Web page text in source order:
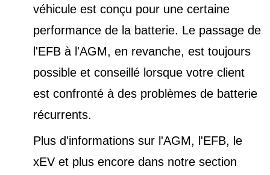
véhicule est conçu pour une certaine
performance de la batterie. Le passage de
l'EFB à l'AGM, en revanche, est toujours
possible et conseillé lorsque votre client
est confronté à des problèmes de batterie
récurrents.
Plus d'informations sur l'AGM, l'EFB, le
xEV et plus encore dans notre section